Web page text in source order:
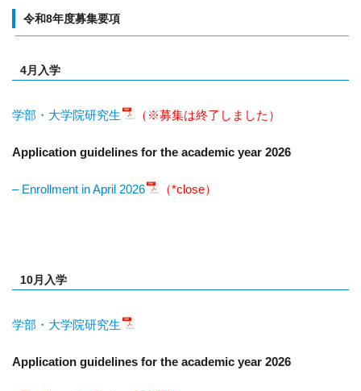
令和8年度募集要項
4月入学
学部・大学院研究生 （※募集は終了しました）
Application guidelines for the academic year 2026
– Enrollment in April 2026 （*close）
10月入学
学部・大学院研究生
Application guidelines for the academic year 2026